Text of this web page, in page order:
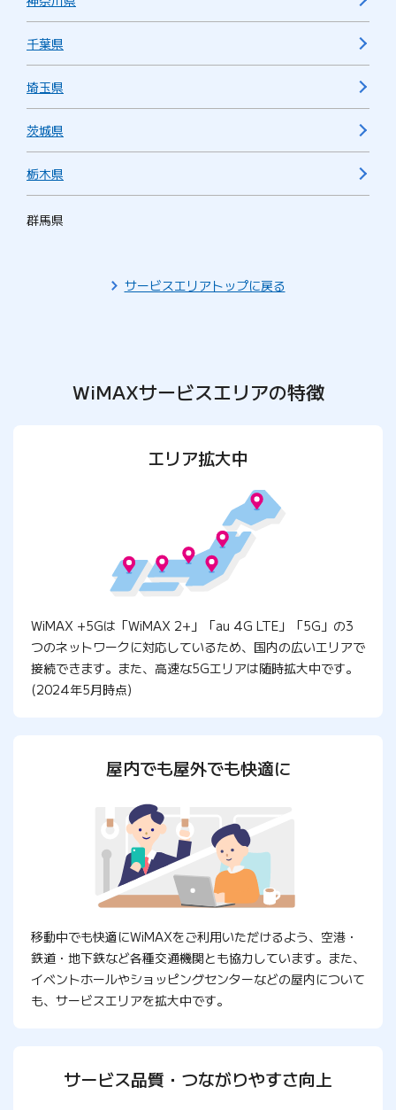
千葉県
埼玉県
茨城県
栃木県
群馬県
サービスエリアトップに戻る
WiMAXサービスエリアの特徴
エリア拡大中
WiMAX +5Gは「WiMAX 2+」「au 4G LTE」「5G」の3
つのネットワークに対応しているため、国内の広いエリアで
接続できます。また、高速な5Gエリアは随時拡大中です。
(2024年5月時点)
屋内でも屋外でも快適に
移動中でも快適にWiMAXをご利用いただけるよう、空港・
鉄道・地下鉄など各種交通機関とも協力しています。また、
イベントホールやショッピングセンターなどの屋内について
も、サービスエリアを拡大中です。
サービス品質・つながりやすさ向上